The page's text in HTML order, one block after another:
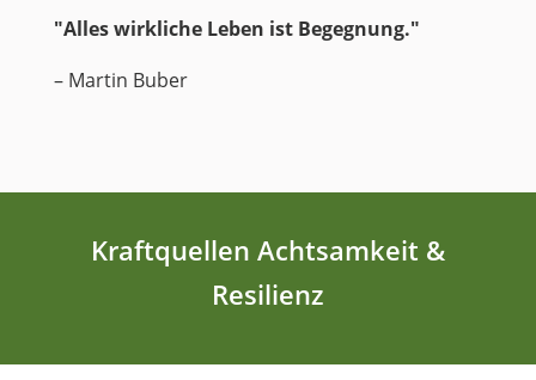
"Alles wirkliche Leben ist Begegnung."
– Martin Buber
Kraftquellen Achtsamkeit &
Resilienz